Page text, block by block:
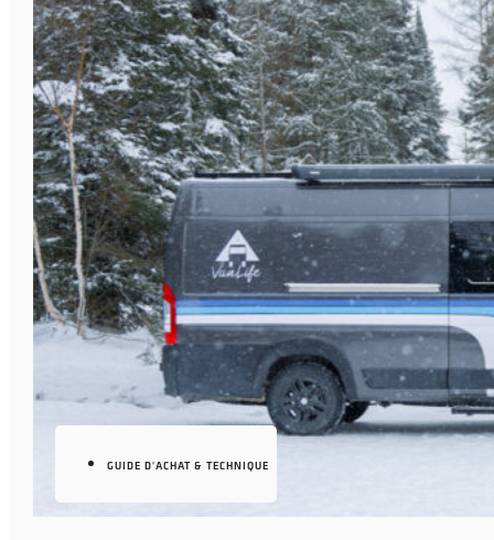
GUIDE D'ACHAT & TECHNIQUE